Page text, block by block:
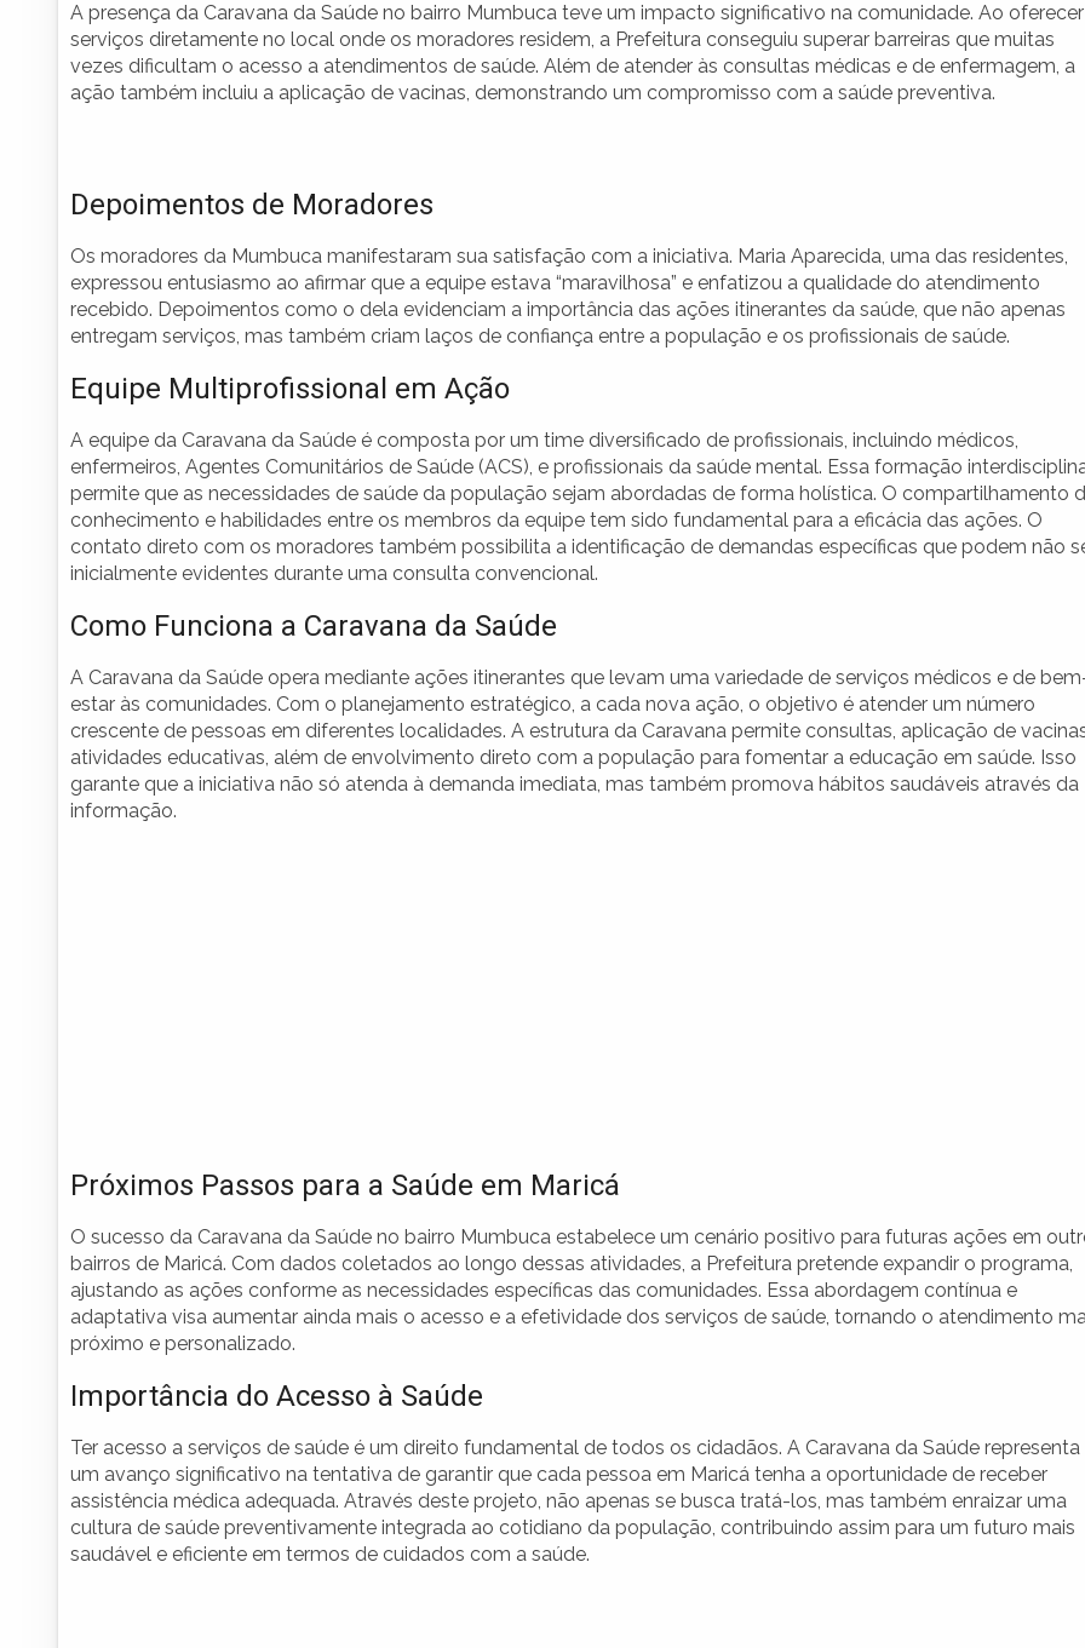
A presença da Caravana da Saúde no bairro Mumbuca teve um impacto significativo na comunidade. Ao oferecer
serviços diretamente no local onde os moradores residem, a Prefeitura conseguiu superar barreiras que muitas
vezes dificultam o acesso a atendimentos de saúde. Além de atender às consultas médicas e de enfermagem, a
ação também incluiu a aplicação de vacinas, demonstrando um compromisso com a saúde preventiva.
Depoimentos de Moradores
Os moradores da Mumbuca manifestaram sua satisfação com a iniciativa. Maria Aparecida, uma das residentes,
expressou entusiasmo ao afirmar que a equipe estava “maravilhosa” e enfatizou a qualidade do atendimento
recebido. Depoimentos como o dela evidenciam a importância das ações itinerantes da saúde, que não apenas
entregam serviços, mas também criam laços de confiança entre a população e os profissionais de saúde.
Equipe Multiprofissional em Ação
A equipe da Caravana da Saúde é composta por um time diversificado de profissionais, incluindo médicos,
enfermeiros, Agentes Comunitários de Saúde (ACS), e profissionais da saúde mental. Essa formação
permite que as necessidades de saúde da população sejam abordadas de forma holística. O compartilhamento
conhecimento e habilidades entre os membros da equipe tem sido fundamental para a eficácia das ações. O
contato direto com os moradores também possibilita a identificação de demandas específicas que podem não
inicialmente evidentes durante uma consulta convencional.
Como Funciona a Caravana da Saúde
A Caravana da Saúde opera mediante ações itinerantes que levam uma variedade de serviços médicos e de
estar às comunidades. Com o planejamento estratégico, a cada nova ação, o objetivo é atender um número
crescente de pessoas em diferentes localidades. A estrutura da Caravana permite consultas, aplicação de
atividades educativas, além de envolvimento direto com a população para fomentar a educação em saúde. Isso
garante que a iniciativa não só atenda à demanda imediata, mas também promova hábitos saudáveis através da
informação.
Próximos Passos para a Saúde em Maricá
O sucesso da Caravana da Saúde no bairro Mumbuca estabelece um cenário positivo para futuras ações em
bairros de Maricá. Com dados coletados ao longo dessas atividades, a Prefeitura pretende expandir o programa,
ajustando as ações conforme as necessidades específicas das comunidades. Essa abordagem contínua e
adaptativa visa aumentar ainda mais o acesso e a efetividade dos serviços de saúde, tornando o atendimento
próximo e personalizado.
Importância do Acesso à Saúde
Ter acesso a serviços de saúde é um direito fundamental de todos os cidadãos. A Caravana da Saúde representa
um avanço significativo na tentativa de garantir que cada pessoa em Maricá tenha a oportunidade de receber
assistência médica adequada. Através deste projeto, não apenas se busca tratá-los, mas também enraizar uma
cultura de saúde preventivamente integrada ao cotidiano da população, contribuindo assim para um futuro mais
saudável e eficiente em termos de cuidados com a saúde.